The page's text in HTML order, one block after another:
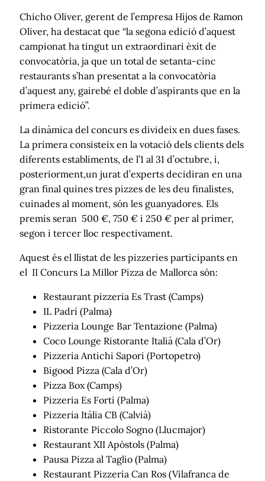
Chicho Oliver, gerent de l’empresa Hijos de Ramon
Oliver, ha destacat que “la segona edició d’aquest
campionat ha tingut un extraordinari èxit de
convocatòria, ja que un total de setanta-cinc
restaurants s’han presentat a la convocatòria
d’aquest any, gairebé el doble d’aspirants que en la
primera edició”.
La dinàmica del concurs es divideix en dues fases.
La primera consisteix en la votació dels clients dels
diferents establiments, de l’1 al 31 d’octubre, i,
posteriorment,un jurat d’experts decidiran en una
gran final quines tres pizzes de les deu finalistes,
cuinades al moment, són les guanyadores. Els
premis seran 500 €, 750 € i 250 € per al primer,
segon i tercer lloc respectivament.
Aquest és el llistat de les pizzeries participants en
el II Concurs La Millor Pizza de Mallorca són:
Restaurant pizzeria Es Trast (Camps)
IL Padrí (Palma)
Pizzeria Lounge Bar Tentazione (Palma)
Coco Lounge Ristorante Italià (Cala d’Or)
Pizzeria Antichi Sapori (Portopetro)
Bigood Pizza (Cala d’Or)
Pizza Box (Camps)
Pizzeria Es Forti (Palma)
Pizzeria Itàlia CB (Calvià)
Ristorante Piccolo Sogno (Llucmajor)
Restaurant XII Apòstols (Palma)
Pausa Pizza al Taglio (Palma)
Restaurant Pizzeria Can Ros (Vilafranca de